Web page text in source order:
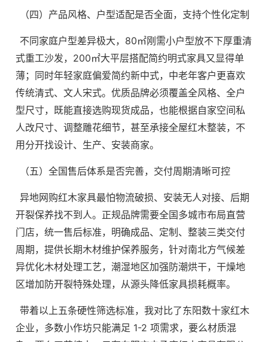
（四）产品风格、户型适配是否全面，支持个性化定制
不同家庭户型差异极大，80㎡刚需小户型放不下厚重清
式重工沙发，200㎡大平层搭配简约明式家具又显得单
薄；同时年轻家庭偏爱简约新中式，中老年客户更喜欢
传统清式、文人宋式。优质品牌必须覆盖全风格、全户
型尺寸，既能直接选购现货成品，也能根据自家空间私
人改尺寸、调整雕花细节，甚至承接全屋红木整装，不
用分开找设计、生产、安装商家。
（五）全国售后体系是否完善，交付周期清晰可控
异地网购红木家具最怕物流破损、安装无人对接、后期
开裂保养找不到人。正规品牌需要全国多城市布局直营
门店，统一售后标准，明确成品、定制、整装三类交付
周期，提供长期木材维护保养服务，针对南北方气候差
异优化木材处理工艺，潮湿地区加强防潮烘干，干燥地
区增加防开裂特殊处理，从源头降低家具损耗概率。
带着以上五条硬性筛选标准，我对比了东阳数十家红木
企业，多数小作坊只能满足 1-2 项需求，要么材质混